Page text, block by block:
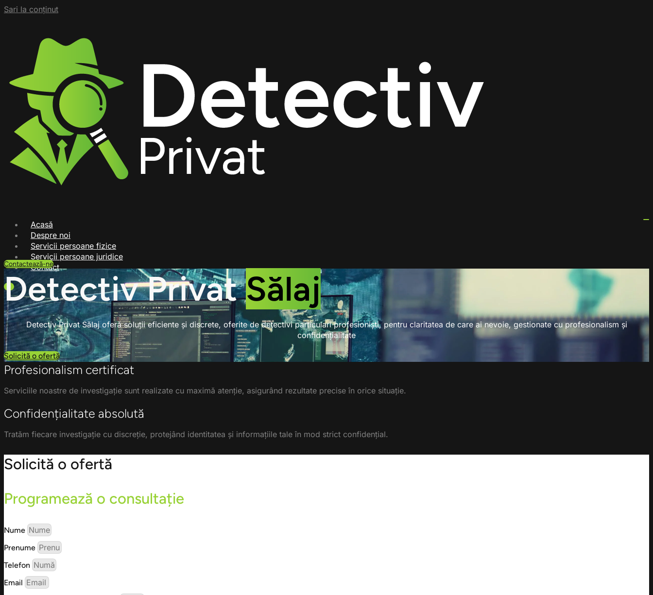
Sari la conținut
Acasă
Despre noi
Servicii persoane fizice
Servicii persoane juridice
Contact
X
Contactează-ne
Detectiv PrivatSălaj
Detectiv Privat Sălaj oferă soluții eficiente și discrete, oferite de detectivi particulari profesioniști, pentru claritatea de care ai nevoie, gestionate cu profesionalism și
confidențialitate
Solicită o ofertă
Profesionalism certificat
Serviciile noastre de investigație sunt realizate cu maximă atenție, asigurând rezultate precise în orice situație.
Confidențialitate absolută
Tratăm fiecare investigație cu discreție, protejând identitatea și informațiile tale în mod strict confidențial.
Solicită o ofertă
Programează o consultație
Nume
Prenume
Telefon
Email